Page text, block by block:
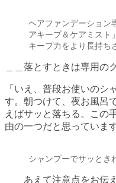
ヘアファンデーション
アキープ＆ケアミスト」
キープ力をより長持ち
＿＿落とすときは専用の
「いえ、普段お使いのシ
す。朝つけて、夜お風呂
えばサッと落ちる。この
由の一つだと思っています
シャンプーでサッとき
＿＿あえて注意点をお伝